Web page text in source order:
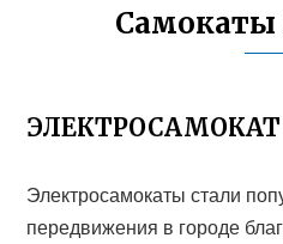
Самокаты
ЭЛЕКТРОСАМОКАТ
Электросамокаты стали
передвижения в городе